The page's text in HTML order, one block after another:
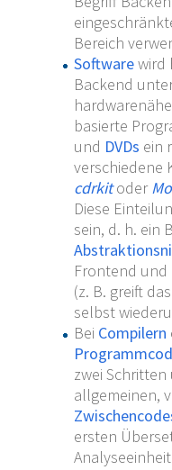
Bereich
Softwarewird
Backend
basierte
und DVDs ein
verschiedene
cdrkitoder
Diese
sein, d. h. ein
Frontend
(z. B. greift
selbst
Bei Compilern
zwei
allgemeinen,
ersten